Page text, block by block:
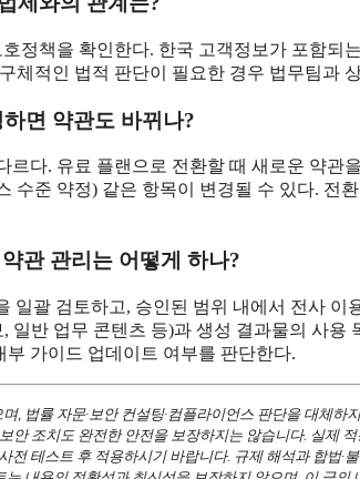
정책을 확인한다. 한국 고객정보가 포함되
체적인 법적 판단이 필요한 경우 법무팀과
면 약관도 바뀌나?
르다. 유료 플랜으로 전환할 때 새로운 약관
수준 약정) 같은 항목이 변경될 수 있다. 전
관 관리는 어떻게 하나?
일괄 검토하고, 승인된 범위 내에서 전사 이
일반 업무 콘텐츠 등)과 생성 결과물의 사용
가이드 업데이트 여부를 판단한다.
, 법률 자문·보안 컨설팅·컴플라이언스 판단을 대체
안 조치도 완전한 안전을 보장하지는 않습니다. 실제
전 테스트 후 적용하시기 바랍니다. 규제 해석과 합법